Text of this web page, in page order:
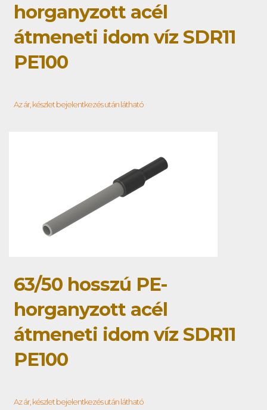
horganyzott acél
átmeneti idom víz SDR11
PE100
Az ár, készlet bejelentkezés után látható
63/50 hosszú PE-
horganyzott acél
átmeneti idom víz SDR11
PE100
Az ár, készlet bejelentkezés után látható